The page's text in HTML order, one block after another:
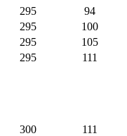
295
94
295
100
295
105
295
111
300 111